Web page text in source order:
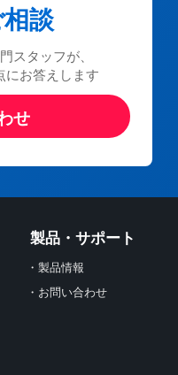
談
スタッフが、
にお答えします
せ
製品・サポート
・製品情報
・お問い合わせ